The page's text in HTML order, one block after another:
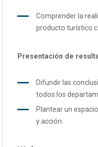
Comprender la
producto turístico
Presentación de
Difundir las
todos los
Plantear un
y acción.